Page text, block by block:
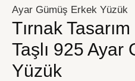
Ayar Gümüş Erkek Yüzük
Tırnak
Taşlı 925 Ayar
Yüzük
Gümüş
Erkek
Yüzük
quantity